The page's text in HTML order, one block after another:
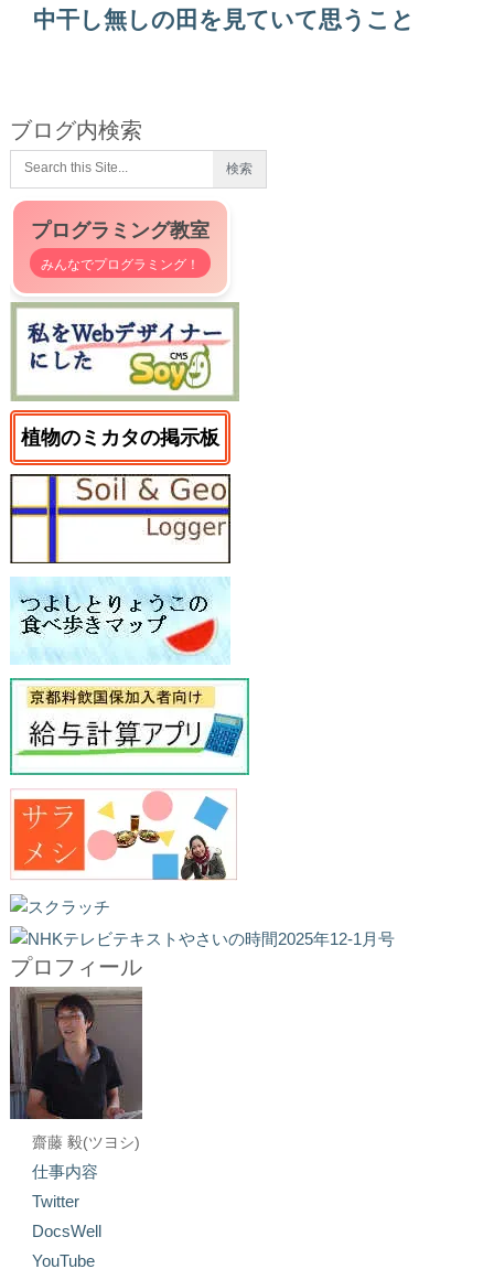
中干し無しの田を見ていて思うこと
ブログ内検索
プログラミング教室
みんなでプログラミング！
植物のミカタの掲示板
プロフィール
齋藤 毅(ツヨシ)
仕事内容
Twitter
DocsWell
YouTube